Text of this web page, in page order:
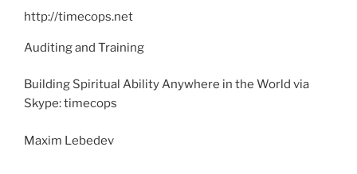
http://timecops.net
Auditing and Training
Building Spiritual Ability Anywhere in the World via
Skype: timecops
Maxim Lebedev